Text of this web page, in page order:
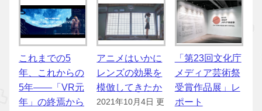
これまでの5
年、これからの
5年――「VR元
年」の終焉から
アニメはいかに
レンズの効果を
模倣してきたか
2021年10月4日 更
「第23回文化庁
メディア芸術祭
受賞作品展」レ
ポート